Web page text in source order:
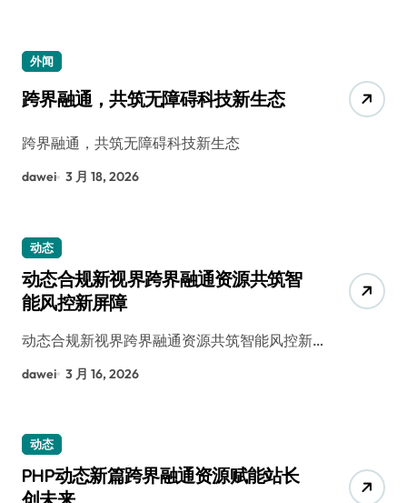
外闻
跨界融通，共筑无障碍科技新生态
跨界融通，共筑无障碍科技新生态
dawei 3 月 18, 2026
动态
动态合规新视界跨界融通资源共筑智
能风控新屏障
动态合规新视界跨界融通资源共筑智能风控新…
dawei 3 月 16, 2026
动态
PHP动态新篇跨界融通资源赋能站长